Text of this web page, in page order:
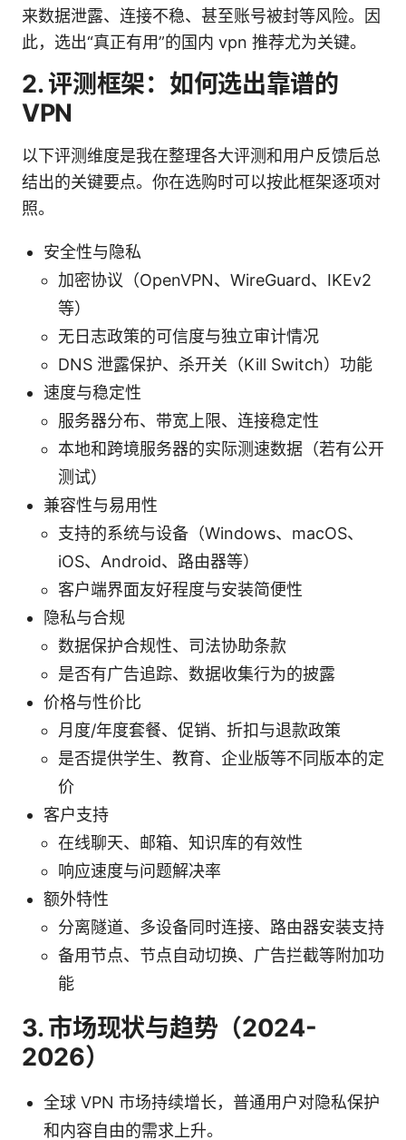
来数据泄露、连接不稳、甚至账号被封等风险。因
此，选出“真正有用”的国内 vpn 推荐尤为关键。
2. 评测框架：如何选出靠谱的
VPN
以下评测维度是我在整理各大评测和用户反馈后总
结出的关键要点。你在选购时可以按此框架逐项对
照。
安全性与隐私
加密协议（OpenVPN、WireGuard、IKEv2
等）
无日志政策的可信度与独立审计情况
DNS 泄露保护、杀开关（Kill Switch）功能
速度与稳定性
服务器分布、带宽上限、连接稳定性
本地和跨境服务器的实际测速数据（若有公开
测试）
兼容性与易用性
支持的系统与设备（Windows、macOS、
iOS、Android、路由器等）
客户端界面友好程度与安装简便性
隐私与合规
数据保护合规性、司法协助条款
是否有广告追踪、数据收集行为的披露
价格与性价比
月度/年度套餐、促销、折扣与退款政策
是否提供学生、教育、企业版等不同版本的定
价
客户支持
在线聊天、邮箱、知识库的有效性
响应速度与问题解决率
额外特性
分离隧道、多设备同时连接、路由器安装支持
备用节点、节点自动切换、广告拦截等附加功
能
3. 市场现状与趋势（2024-
2026）
全球 VPN 市场持续增长，普通用户对隐私保护
和内容自由的需求上升。